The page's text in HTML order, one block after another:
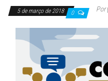
5 de março de 2018 0 Por